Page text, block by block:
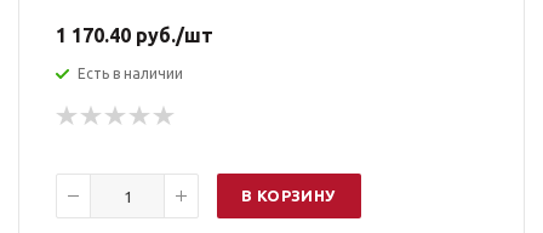
1 170.40 руб./шт
Есть в наличии
В КОРЗИНУ